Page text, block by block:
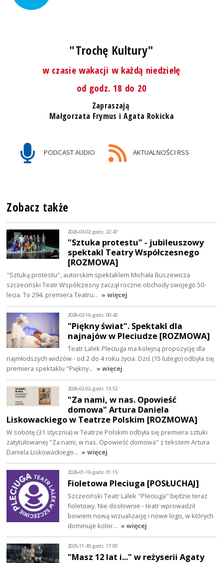
"Trochę Kultury"
w czasie wakacji w każdą niedzielę
od godz. 18 do 20
Zapraszają
Małgorzata Frymus i Agata Rokicka
PODCAST AUDIO AKTUALNOŚCI RSS
Zobacz także
2026-03-02, godz. 22:47
"Sztuka protestu" - jubileuszowy
spektakl Teatry Współczesnego
[ROZMOWA]
"Sztuką protestu", autorskim spektaklem Michała Buszewicza
szczeciński Teatr Współczesny zaczął roczne obchody swojego 50-
lecia. To 294. premiera Teatru… » więcej
2026-02-16, godz. 00:42
"Piękny świat". Spektakl dla
najnajów w Pleciudze [ROZMOWA]
Teatr Lalek Pleciuga ma kolejną propozycję dla
najmłodszych widzów - od 2 do 4 roku życia. Dziś (15 lutego) odbyła się
premiera spektaklu "Piękny… » więcej
2026-02-02, godz. 15:52
"Za nami, w nas. Opowieść
domowa" Artura Daniela
Liskowackiego w Teatrze Polskim [ROZMOWA]
W sobotę (31 stycznia) w Teatrze Polskim odbyła się premiera sztuki
zatytułowanej "Za nami, w nas. Opowieść domowa" z tekstem Artura
Daniela Liskowackiego… » więcej
2026-01-19, godz. 01:15
Fioletowa Pleciuga [POSŁUCHAJ]
Szczeciński Teatr Lalek "Pleciuga" będzie teraz
fioletowy. Nie dosłownie - teatr wprowadził
bowiem nową wizualizację i nowe logo, w których
dominuje kolor… » więcej
2025-11-30, godz. 17:00
"Masz 12 lat i..." w reżyserii Agaty